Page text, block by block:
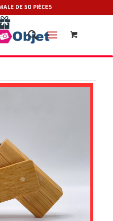
DE 50 PIÈCES